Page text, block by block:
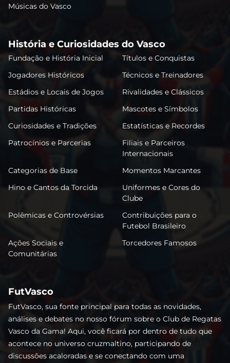
Músicas do Vasco
História e Curiosidades do Vasco
Fundação e História Inicial
Títulos e Conquistas
Jogadores Históricos
Técnicos e Treinadores
Estádios e Locais de Jogos
Rivalidades e Clássicos
Partidas Históricas
Mascotes e Símbolos
Curiosidades e Tradições
Estatísticas e Recordes
Patrocínios e Parcerias
Filiais e Parceiros
Internacionais
Categorias de Base
Momentos Marcantes
Hino e Cantos da Torcida
Uniformes e Cores do
Clube
Polêmicas e Controvérsias
Contribuições para o
Futebol Brasileiro
Ações Sociais e
Comunitárias
Torcedores Famosos
FutVasco
FutVasco, sua fonte principal para todas as novidades,
análises e debates no nosso fórum sobre o Club de Regatas
Vasco da Gama! Aqui, você ficará por dentro de tudo que
acontece no universo cruzmaltino, participando de
discussões acaloradas e se conectando com uma